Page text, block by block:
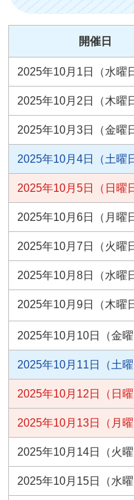
開催日
2025年10月1日（水曜
2025年10月2日（木曜
2025年10月3日（金曜
2025年10月4日（土曜
2025年10月5日（日曜
2025年10月6日（月曜
2025年10月7日（火曜
2025年10月8日（水曜
2025年10月9日（木曜
2025年10月10日（金曜
2025年10月11日（土曜
2025年10月12日（日曜
2025年10月13日（月曜
2025年10月14日（火曜
2025年10月15日（水曜